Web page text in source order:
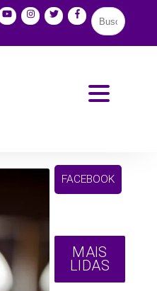
FACEBOOK
MAIS
LIDAS